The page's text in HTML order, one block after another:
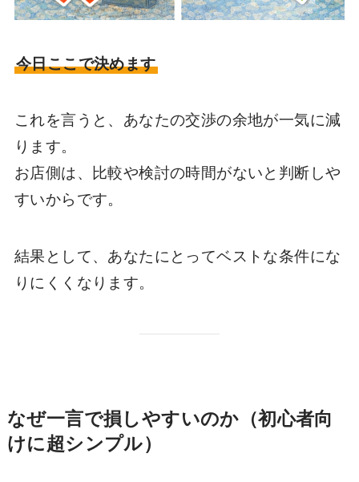
今日ここで決めます
これを言うと、あなたの交渉の余地が一気に減
ります。
お店側は、比較や検討の時間がないと判断しや
すいからです。
結果として、あなたにとってベストな条件にな
りにくくなります。
なぜ一言で損しやすいのか（初心者向
けに超シンプル）